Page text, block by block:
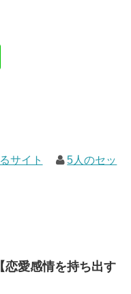
サイト
5人のセッ
恋愛感情を持ち出す